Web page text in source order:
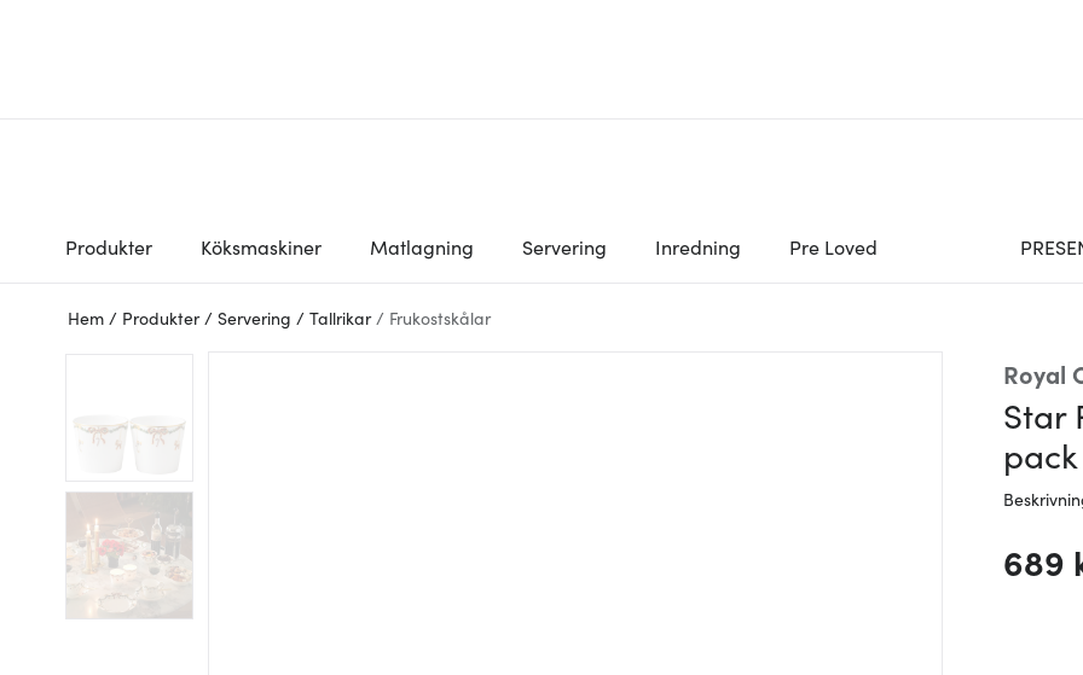
Produkter Köksmaskiner Matlagning Servering Inredning Pre Loved
Hem / Produkter / Servering / Tallrikar / Frukostskålar
Royal
Star
pack
689